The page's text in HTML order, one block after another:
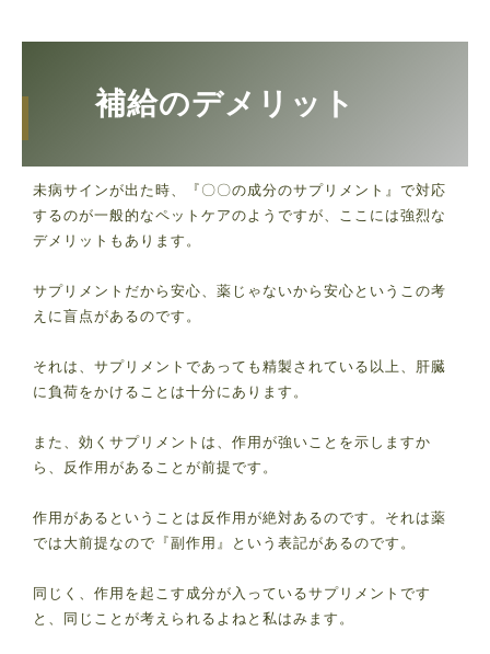
補給のデメリット
未病サインが出た時、『〇〇の成分のサプリメント』で対応
するのが一般的なペットケアのようですが、ここには強烈な
デメリットもあります。
サプリメントだから安心、薬じゃないから安心というこの考
えに盲点があるのです。
それは、サプリメントであっても精製されている以上、肝臓
に負荷をかけることは十分にあります。
また、効くサプリメントは、作用が強いことを示しますか
ら、反作用があることが前提です。
作用があるということは反作用が絶対あるのです。それは薬
では大前提なので『副作用』という表記があるのです。
同じく、作用を起こす成分が入っているサプリメントです
と、同じことが考えられるよねと私はみます。